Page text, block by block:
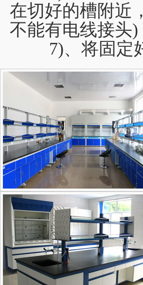
在切好的槽附近
不能有电线接头
7)、将固定好